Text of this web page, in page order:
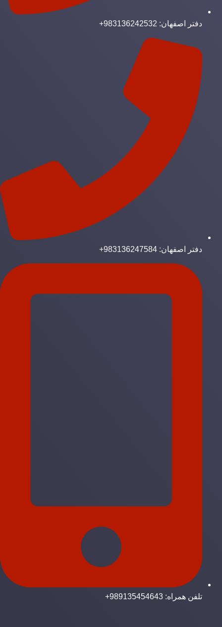
دفتر اصفهان: 983136242532+
دفتر اصفهان: 983136247584+
تلفن همراه: 989135454643+